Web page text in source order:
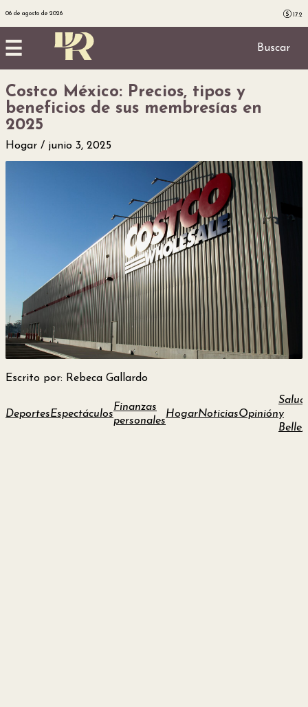
06 de agosto de 2026 17.2
☰ Buscar
Inicio
Noticias
Utilidad
Belleza
Costco México: Precios, tipos y
beneficios de sus membresías en
2025
Hogar junio 3, 2025
Escrito por: Rebeca Gallardo
DeportesEspectáculos
Finanzas
personales
HogarNoticiasOpinión
Salud
y